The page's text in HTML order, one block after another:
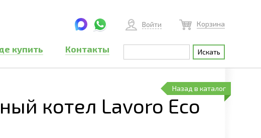
Войти Корзина
купить Контакты
Назад в каталог
котел Lavoro Eco